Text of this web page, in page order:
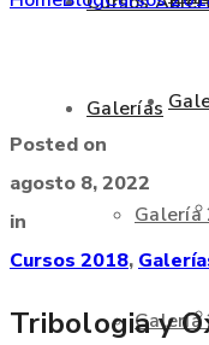
Galerías
Galería
Galería
Posted on
agosto 8, 2022
in
Cursos 2018,
Tribologia y